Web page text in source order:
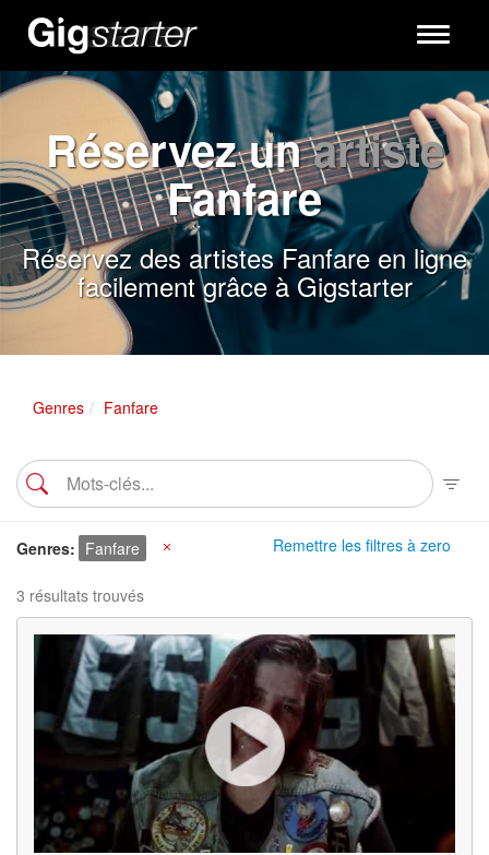
Toggle
Réservez unartiste
Fanfare
Réservez des artistes Fanfare en ligne
facilement grâce à Gigstarter
Genres Fanfare
Remettre les filtres à zero
Genres Fanfare
3 résultats trouvés